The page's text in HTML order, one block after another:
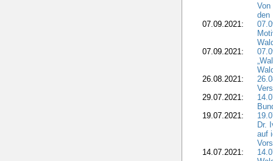
den
07.09.2021:
07.09.2021:
26.08.2021:
29.07.2021:
19.07.2021:
Dr.
auf
14.07.2021: